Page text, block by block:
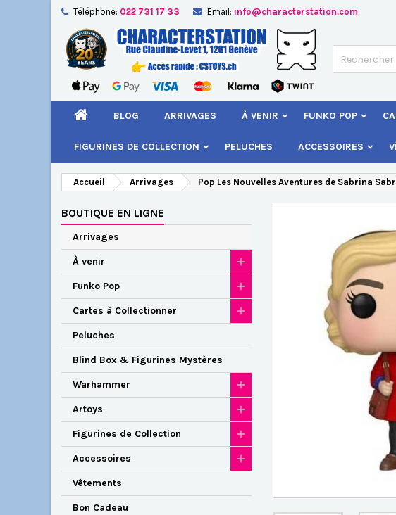
Téléphone: 022 731 17 33 Email: info@characterstation.com
BLOG ARRIVAGES À VENIR FUNKO POP
FIGURINES DE COLLECTION PELUCHES ACCESSOIRES
Accueil Arrivages Pop Les Nouvelles Aventures de Sabrina
BOUTIQUE EN LIGNE
Arrivages
À venir
Funko Pop
Cartes à Collectionner
Peluches
Blind Box & Figurines Mystères
Warhammer
Artoys
Figurines de Collection
Accessoires
Vêtements
Bon Cadeau
Ajouter à
Créer une
Créer une
Nom de la liste
Connexion
Vous devez être